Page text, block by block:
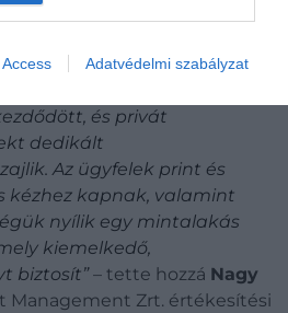
Adatvédelmi szabályzat
és privát
dedikált
Az ügyfelek print és
kézhez kapnak, valamint
nyílik egy mintalakás
kiemelkedő,
biztosít”– tette hozzá Nagy
Management Zrt. értékesítési